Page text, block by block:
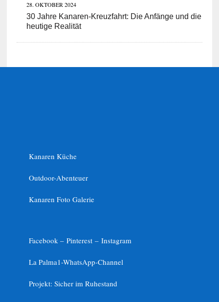
28. OKTOBER 2024
30 Jahre Kanaren-Kreuzfahrt: Die Anfänge und die
heutige Realität
Kanaren Küche
Outdoor-Abenteuer
Kanaren Foto Galerie
Facebook – Pinterest – Instagram
La Palma1-WhatsApp-Channel
Projekt: Sicher im Ruhestand